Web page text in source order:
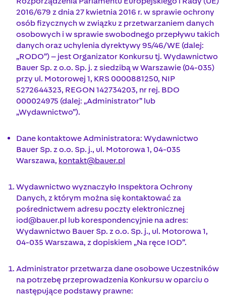
2016/679 z dnia 27 kwietnia 2016 r. w sprawie ochrony
osób fizycznych w związku z przetwarzaniem danych
osobowych i w sprawie swobodnego przepływu takich
danych oraz uchylenia dyrektywy 95/46/WE (dalej:
„RODO”) – jest Organizator Konkursu tj. Wydawnictwo
Bauer Sp. z o.o. Sp. j. z siedzibą w Warszawie (04-035)
przy ul. Motorowej 1, KRS 0000881250, NIP
5272644323, REGON 142734203, nr rej. BDO
000024975 (dalej: „Administrator” lub
„Wydawnictwo”).
Dane kontaktowe Administratora: Wydawnictwo
Bauer Sp. z o.o. Sp. j., ul. Motorowa 1, 04-035
Warszawa, kontakt@bauer.pl
Wydawnictwo wyznaczyło Inspektora Ochrony
Danych, z którym można się kontaktować za
pośrednictwem adresu poczty elektronicznej
iod@bauer.pl lub korespondencyjnie na adres:
Wydawnictwo Bauer Sp. z o.o. Sp. j., ul. Motorowa 1,
04-035 Warszawa, z dopiskiem „Na ręce IOD”.
Administrator przetwarza dane osobowe Uczestników
na potrzebę przeprowadzenia Konkursu w oparciu o
następujące podstawy prawne: